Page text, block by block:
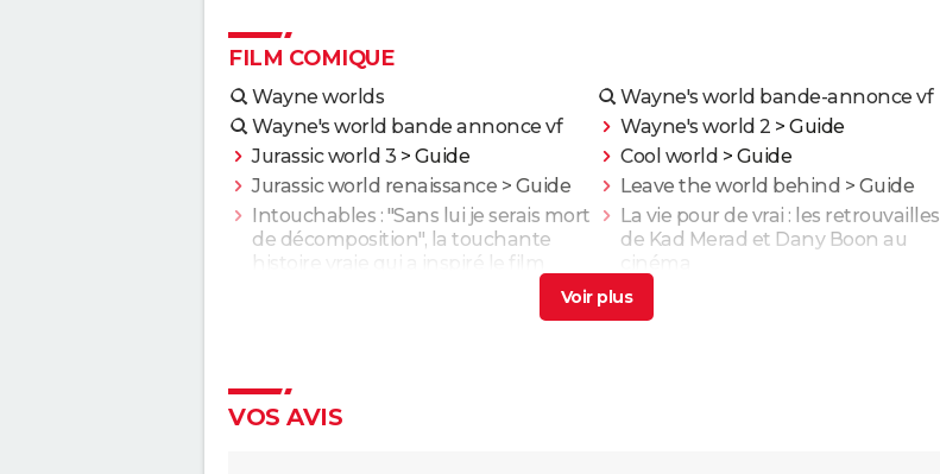
FILM COMIQUE
Wayne worlds
Wayne's world bande-annonce vf
Wayne's world bande annonce vf
Wayne's world 2 > Guide
Jurassic world 3 > Guide Cool world > Guide
Jurassic world renaissance > Guide Leave the world behind > Guide
Intouchables : "Sans lui je serais mort
de décomposition", la touchante
histoire vraie qui a inspiré le film
La vie pour de vrai : les retrouvailles
de Kad Merad et Dany Boon au
cinéma
Le Dîner de cons : ça a vraiment
Adieu Les Cons : synopsis, critique,
Les Tuche 5 : le roi Charles, Camilla,
Elton John... Qui les jouent dans God
VOS AVIS